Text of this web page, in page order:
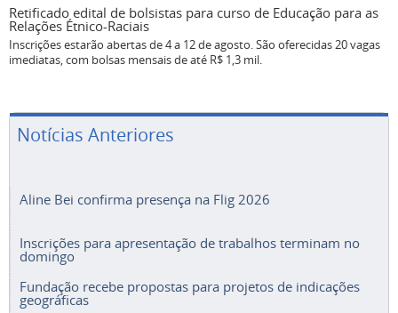
Retificado edital de bolsistas para curso de Educação para as
Relações Étnico-Raciais
Inscrições estarão abertas de 4 a 12 de agosto. São oferecidas 20 vagas
imediatas, com bolsas mensais de até R$ 1,3 mil.
Notícias Anteriores
Aline Bei confirma presença na Flig 2026
Inscrições para apresentação de trabalhos terminam no
domingo
Fundação recebe propostas para projetos de indicações
geográficas